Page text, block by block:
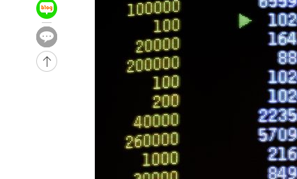
-20322초 전 >
[속보]종합특검, '관저이전 봐주기 감사' 유병호 구속
-16922초 전 >
민주 콩고 에볼라환자 4천명 돌파, 4053명 발생
-16172초 전 >
[속보]'300억원대 사기 혐의' 차가원 대표 구속 송치
-15366초 전 >
"미 전국적 살모네라 식중독 원인은 멕시코산 할라
[속보]경찰·노동부, HL만도 평택사업장 끼임 사망
[속보]합수본, '투표율 허위 입력' 중앙·서울·경기도
[속보]원·달러 환율, 오전 9시 1423.8원
[속보]삼성전자·SK하이닉스 동반 강보합…1%대 상
[속보]코스닥, 5.95포인트(0.74%) 상승한 807.62